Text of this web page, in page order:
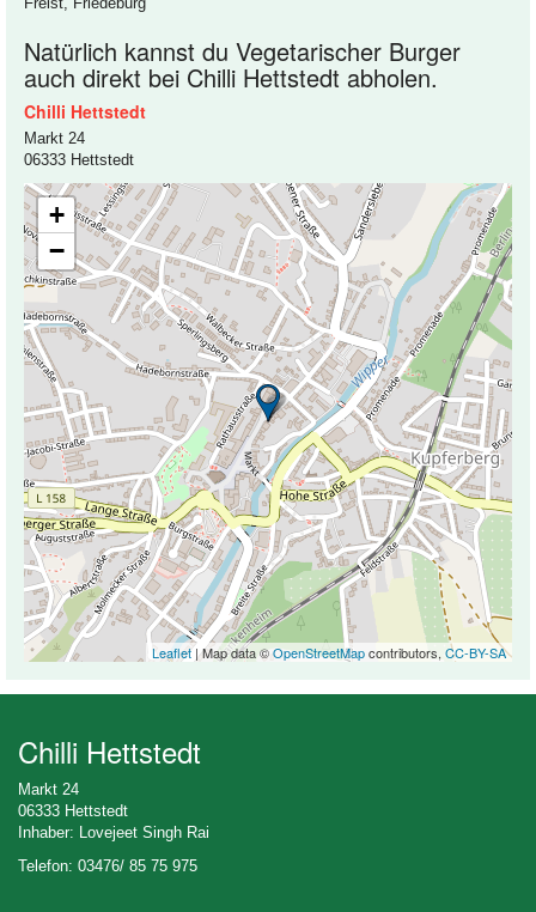
Natürlich kannst du Vegetarischer Burger
auch direkt bei Chilli Hettstedt abholen.
Chilli Hettstedt
Markt 24
06333 Hettstedt
+
−
Leaflet| Map data ©OpenStreetMapcontributors, CC-BY-SA
Chilli Hettstedt
Markt 24
06333 Hettstedt
Inhaber: Lovejeet Singh Rai
Telefon: 03476/ 85 75 975